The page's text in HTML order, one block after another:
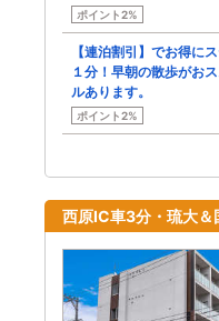
ポイント2%
【連泊割引】でお得に
１分！早朝の散歩がお
ルあります。
ポイント2%
西原IC車3分・琉大＆